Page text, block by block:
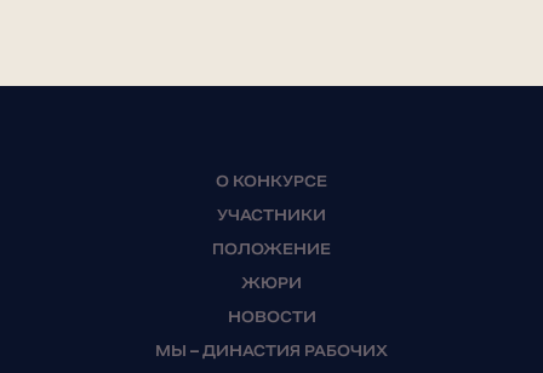
О КОНКУРСЕ
УЧАСТНИКИ
ПОЛОЖЕНИЕ
ЖЮРИ
НОВОСТИ
МЫ – ДИНАСТИЯ РАБОЧИХ